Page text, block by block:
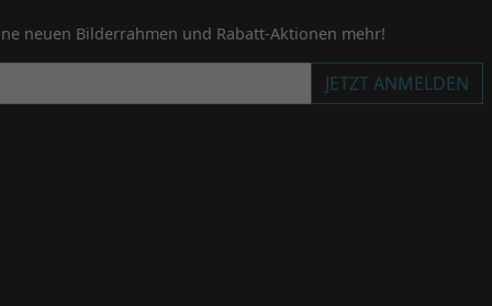
neuen Bilderrahmen und Rabatt-Aktionen mehr!
JETZT ANMELDEN